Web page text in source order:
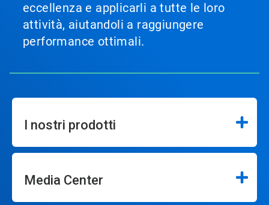
eccellenza e applicarli a tutte le loro
attività, aiutandoli a raggiungere
performance ottimali.
I nostri prodotti
Media Center